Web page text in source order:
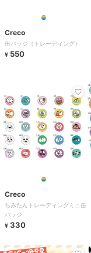
Creco
缶バッジ（トレーディング）
¥ 550
Creco
ちみたんトレーディングミニ缶
バッジ
¥ 330